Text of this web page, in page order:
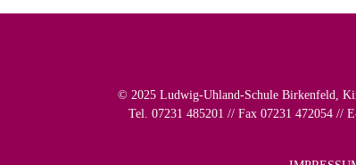
© 2025 Ludwig-Uhland-Schule Birkenfeld,
Tel. 07231 485201 // Fax 07231 472054 //